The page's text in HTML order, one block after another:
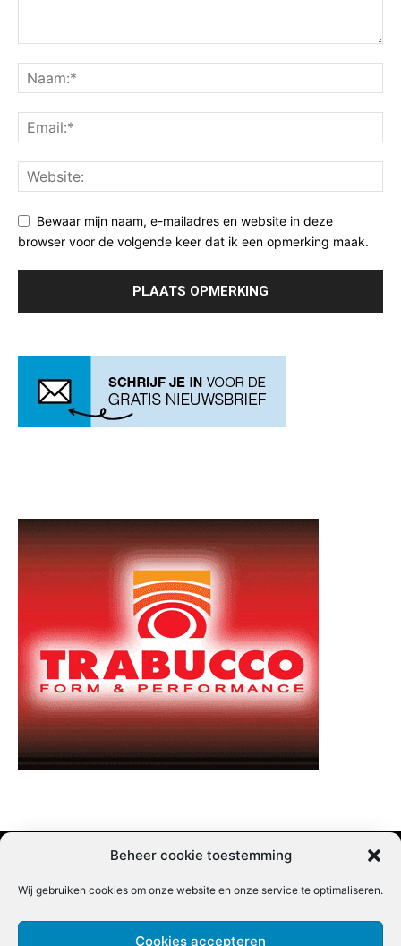
Beheer cookie toestemming
Wij gebruiken cookies om onze website en onze service te optimaliseren.
Cookies accepteren
Bewaar mijn naam, e-mailadres en website in deze
browser voor de volgende keer dat ik een opmerking maak.
Nieuwsbrief inschrijven | Partner content